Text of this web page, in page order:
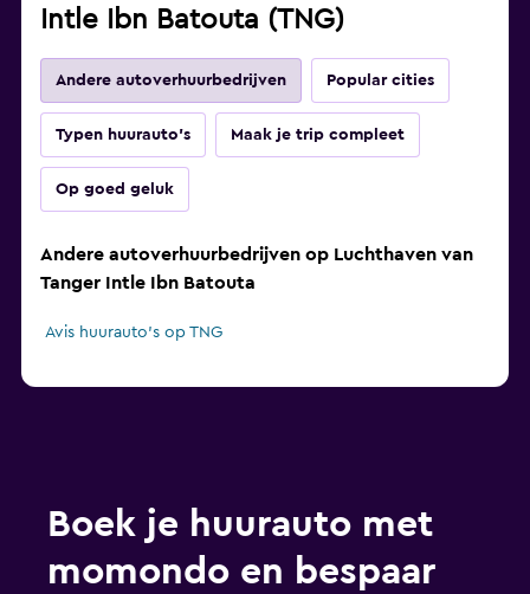
Intle Ibn Batouta (TNG)
Andere autoverhuurbedrijven Popular cities
Typen huurauto's Maak je trip compleet
Op goed geluk
Andere autoverhuurbedrijven op Luchthaven van
Tanger Intle Ibn Batouta
Avis huurauto's op TNG
Boek je huurauto met
momondo en bespaar